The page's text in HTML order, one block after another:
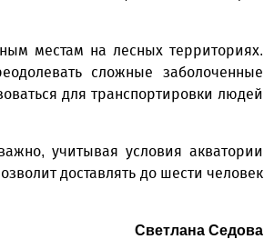
местам на лесных территориях.
сложные заболоченные
для транспортировки людей
учитывая условия акватории
доставлять до шести человек
Светлана Седова